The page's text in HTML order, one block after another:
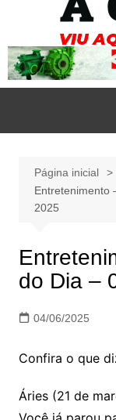
Página inicial
Entretenimento
2025
do Dia –
04/06/2025
Confira o que
Áries (21 de